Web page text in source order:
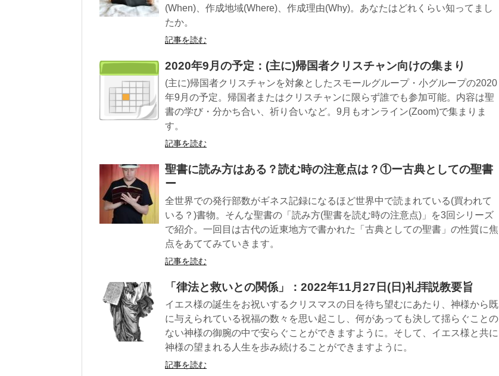
(When)、作成地域(Where)、作成理由(Why)。あなたはどれくらい知ってまし
たか。
記事を読む
2020年9月の予定：(主に)帰国者クリスチャン向けの集まり
(主に)帰国者クリスチャンを対象としたスモールグループ・小グループの2020
年9月の予定。帰国者またはクリスチャンに限らず誰でも参加可能。内容は聖
書の学び・分かち合い、祈り合いなど。9月もオンライン(Zoom)で集まりま
す。
記事を読む
聖書に読み方はある？読む時の注意点は？①ー古典としての聖書
ー
全世界での発行部数がギネス記録になるほど世界中で読まれている(買われて
いる？)書物。そんな聖書の「読み方(聖書を読む時の注意点)」を3回シリーズ
で紹介。一回目は古代の近東地方で書かれた「古典としての聖書」の性質に焦
点をあててみていきます。
記事を読む
「律法と救いとの関係」：2022年11月27日(日)礼拝説教要旨
イエス様の誕生をお祝いするクリスマスの日を待ち望むにあたり、神様から既
に与えられている祝福の数々を思い起こし、何があっても決して揺らぐことの
ない神様の御腕の中で安らぐことができますように。そして、イエス様と共に
神様の望まれる人生を歩み続けることができますように。
記事を読む